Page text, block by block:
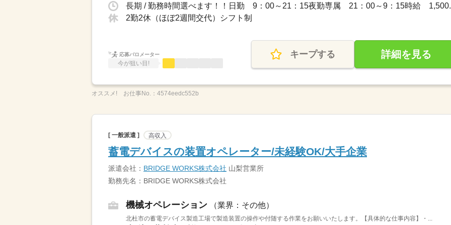
長期 / 勤務時間選べます！！日勤 9：00～21：15夜勤専属 21：00～9：15時給
2勤2休（ほぼ2週間交代）シフト制
応募バロメーター
今が狙い目!
キープする 詳細を見る
オススメ! お仕事No.： 4574eedc552b
[ 一般派遣 ] 高収入
蓄電デバイスの装置オペレーター/未経験OK/大手企業
派遣会社： BRIDGE WORKS株式会社 山梨営業所
勤務先名：BRIDGE WORKS株式会社
機械オペレーション （業界：その他）
北杜市の蓄電デバイス製造工場で製造装置の操作や付随する作業をお願いいたします。【具体的な仕事内容】・...